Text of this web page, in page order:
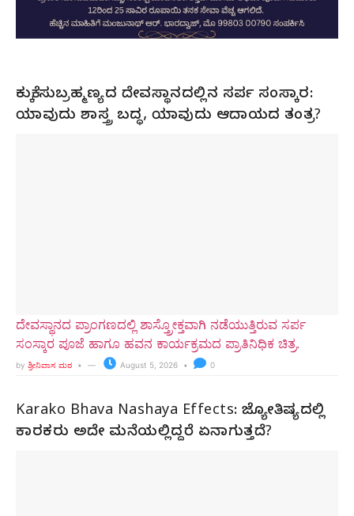
ಕುಕ್ಕೆ ಸುಬ್ರಹ್ಮಣ್ಯದ ದೇವಸ್ಥಾನದಲ್ಲಿನ ಸರ್ಪ ಸಂಸ್ಕಾರ:
ಯಾವುದು ಶಾಸ್ತ್ರ ಬದ್ಧ, ಯಾವುದು ಆದಾಯದ ತಂತ್ರ?
ದೇವಸ್ಥಾನದ ಪ್ರಾಂಗಣದಲ್ಲಿ ಶಾಸ್ತ್ರೋಕ್ತವಾಗಿ ನಡೆಯುತ್ತಿರುವ ಸರ್ಪ
ಸಂಸ್ಕಾರ ಪೂಜೆ ಹಾಗೂ ಹವನ ಕಾರ್ಯಕ್ರಮದ ಪ್ರಾತಿನಿಧಿಕ ಚಿತ್ರ.
by ಶ್ರೀನಿವಾಸ ಮಠ August 5, 2026 0
Karako Bhava Nashaya Effects: ಜ್ಯೋತಿಷ್ಯದಲ್ಲಿ
ಕಾರಕರು ಅದೇ ಮನೆಯಲ್ಲಿದ್ದರೆ ಏನಾಗುತ್ತದೆ?